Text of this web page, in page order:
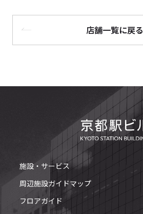
店舗一覧に戻る
施設・サービス
周辺施設ガイドマップ
フロアガイド